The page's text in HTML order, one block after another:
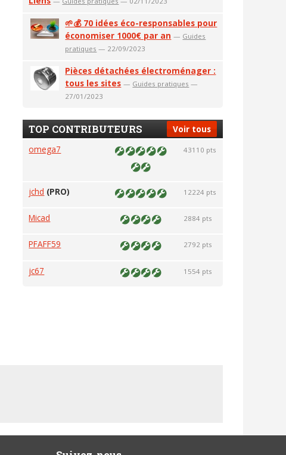
🌱💰 70 idées éco-responsables pour
économiser 1000€ par an — Guides
pratiques — 22/09/2023
Pièces détachées électroménager :
tous les sites — Guides pratiques —
27/01/2023
Voir tous
TOP CONTRIBUTEURS
omega7 43110 pts
jchd (PRO) 12224 pts
Micad 2884 pts
PFAFF59 2792 pts
jc67 1554 pts